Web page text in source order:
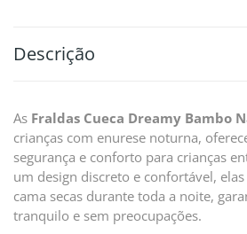
Descrição
As Fraldas Cueca Dreamy Bambo
crianças com enurese noturna,
segurança e conforto para crianças
um design discreto e confortável,
cama secas durante toda a noite,
tranquilo e sem preocupações.